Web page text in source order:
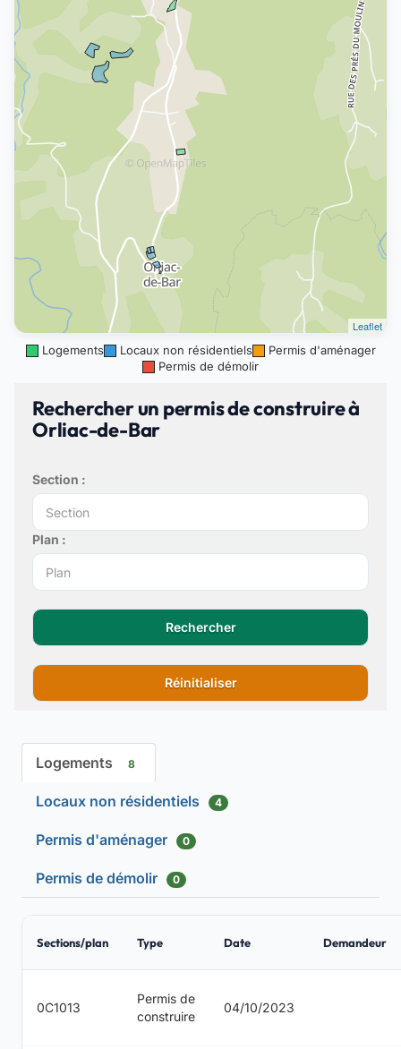
Leaflet
Logements
Locaux non résidentiels
Permis d'aménager
Permis de démolir
Rechercher un permis de construire à
Orliac-de-Bar
Section :
Plan :
Rechercher
Réinitialiser
Logements 8
Locaux non résidentiels 4
Permis d'aménager 0
Permis de démolir 0
Sections/plan Type Date Demandeur
0C1013
Permis de
construire
04/10/2023